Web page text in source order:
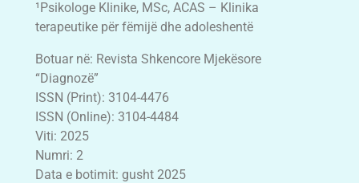
¹Psikologe Klinike, MSc, ACAS – Klinika
terapeutike për fëmijë dhe adoleshentë
Botuar në: Revista Shkencore Mjekësore
“Diagnozë”
ISSN (Print): 3104-4476
ISSN (Online): 3104-4484
Viti: 2025
Numri: 2
Data e botimit: gusht 2025